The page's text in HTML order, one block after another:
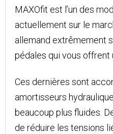
MAXOfit est l’un des
actuellement sur le
allemand extrêmement
pédales qui vous offrent
Ces dernières sont
amortisseurs
beaucoup plus fluides.
de réduire les tensions